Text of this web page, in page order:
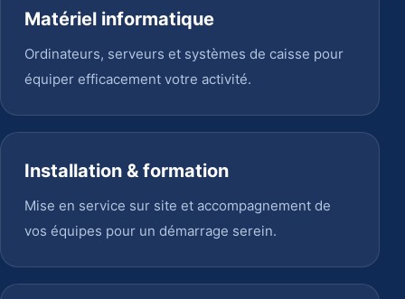
Matériel informatique
Ordinateurs, serveurs et systèmes de caisse pour
équiper efficacement votre activité.
Installation & formation
Mise en service sur site et accompagnement de
vos équipes pour un démarrage serein.